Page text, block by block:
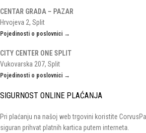
CENTAR GRADA – PAZAR
Hrvojeva 2, Split
Pojedinosti o poslovnici →
CITY CENTER ONE SPLIT
Vukovarska 207, Split
Pojedinosti o poslovnici →
SIGURNOST ONLINE PLAĆANJA
Pri plaćanju na našoj web trgovini koristite
siguran prihvat platnih kartica putem interneta.